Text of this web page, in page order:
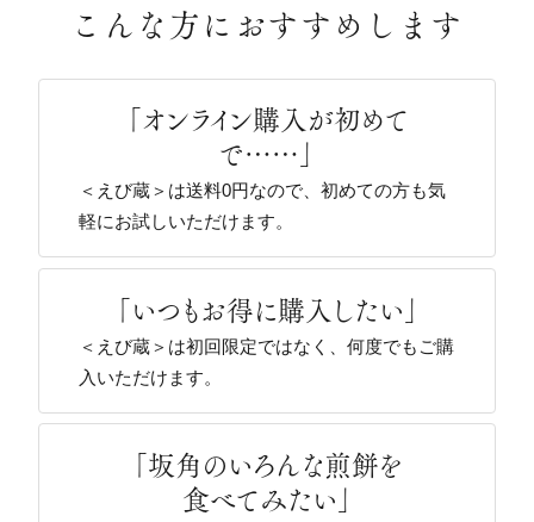
こんな方におすすめします
「オンライン購入が初めて
で……」
＜えび蔵＞は送料0円なので、初めての方も気
軽にお試しいただけます。
「いつもお得に購入したい」
＜えび蔵＞は初回限定ではなく、何度でもご購
入いただけます。
「坂角のいろんな煎餅を
食べてみたい」